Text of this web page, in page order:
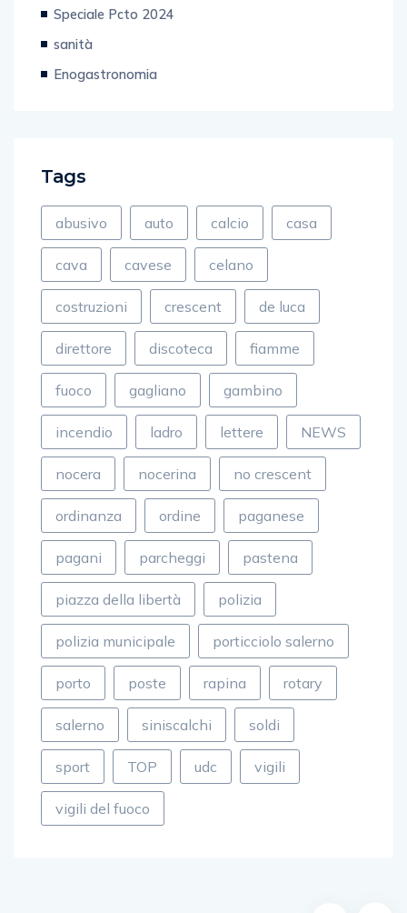
Speciale Pcto 2024
sanità
Enogastronomia
Tags
abusivo auto calcio casa
cava cavese celano
costruzioni crescent de luca
direttore discoteca fiamme
fuoco gagliano gambino
incendio ladro lettere NEWS
nocera nocerina no crescent
ordinanza ordine paganese
pagani parcheggi pastena
piazza della libertà polizia
polizia municipale porticciolo salerno
porto poste rapina rotary
salerno siniscalchi soldi
sport TOP udc vigili
vigili del fuoco